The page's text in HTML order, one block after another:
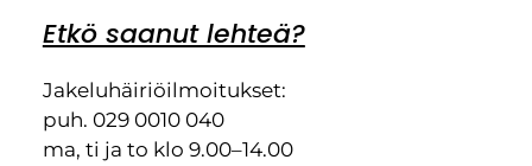
Etkö saanut lehteä?
Jakeluhäiriöilmoitukset:
puh. 029 0010 040
ma, ti ja to klo 9.00–14.00